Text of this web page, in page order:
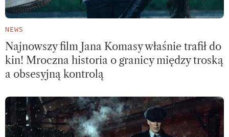
NEWS
Najnowszy film Jana Komasy właśnie trafił do
kin! Mroczna historia o granicy między troską
a obsesyjną kontrolą